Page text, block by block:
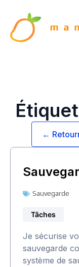
←
Sauvegarde
Tâches
Je sécurise
sauvegarde
système de